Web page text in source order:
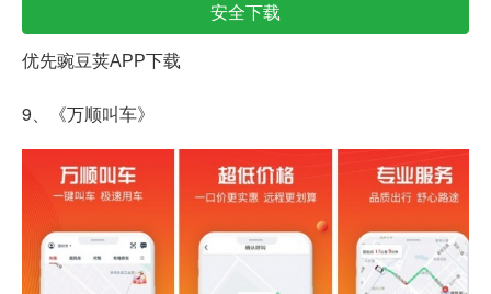
安全下载
优先豌豆荚APP下载
9、《万顺叫车》